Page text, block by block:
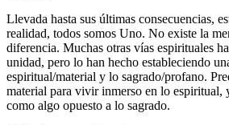
Llevada hasta sus últimas consecuencias,
realidad, todos somos Uno. No existe la
diferencia. Muchas otras vías espirituales
unidad, pero lo han hecho estableciendo
espiritual/material y lo sagrado/profano.
material para vivir inmerso en lo espiritual,
como algo opuesto a lo sagrado.